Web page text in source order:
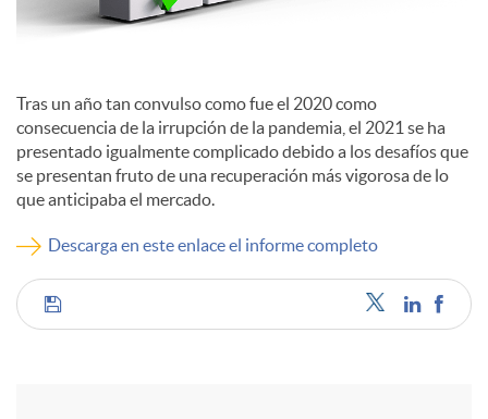
c
o
n
t
Tras un año tan convulso como fue el 2020 como
consecuencia de la irrupción de la pandemia, el 2021 se ha
presentado igualmente complicado debido a los desafíos que
se presentan fruto de una recuperación más vigorosa de lo
que anticipaba el mercado.
Descarga en este enlace el informe completo
C